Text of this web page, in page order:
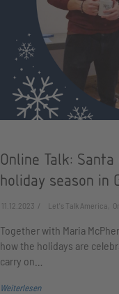
Online Talk:
holiday season in
11.12.2023 Let's Talk America,
Together with Maria
how the holidays are
carry on…
Weiterlesen